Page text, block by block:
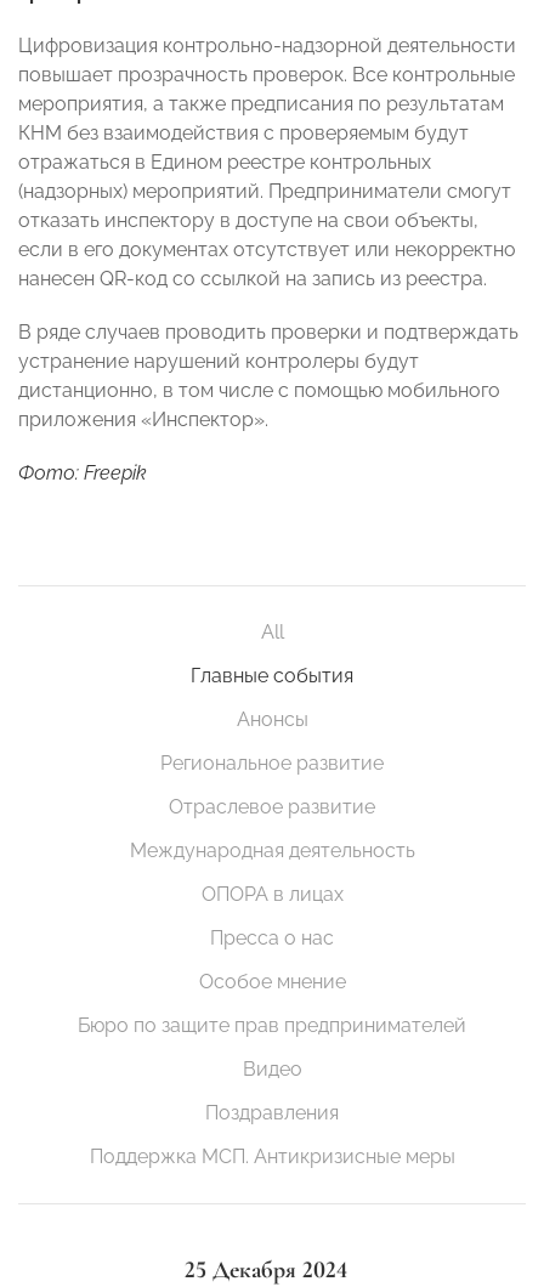
Цифровизация контрольно-надзорной деятельности
повышает прозрачность проверок. Все контрольные
мероприятия, а также предписания по результатам
КНМ без взаимодействия с проверяемым будут
отражаться в Едином реестре контрольных
(надзорных) мероприятий. Предприниматели смогут
отказать инспектору в доступе на свои объекты,
если в его документах отсутствует или некорректно
нанесен QR-код со ссылкой на запись из реестра.
В ряде случаев проводить проверки и подтверждать
устранение нарушений контролеры будут
дистанционно, в том числе с помощью мобильного
приложения «Инспектор».
Фото: Freepik
All
Главные события
Анонсы
Региональное развитие
Отраслевое развитие
Международная деятельность
ОПОРА в лицах
Пресса о нас
Особое мнение
Бюро по защите прав предпринимателей
Видео
Поздравления
Поддержка МСП. Антикризисные меры
25 Декабря 2024